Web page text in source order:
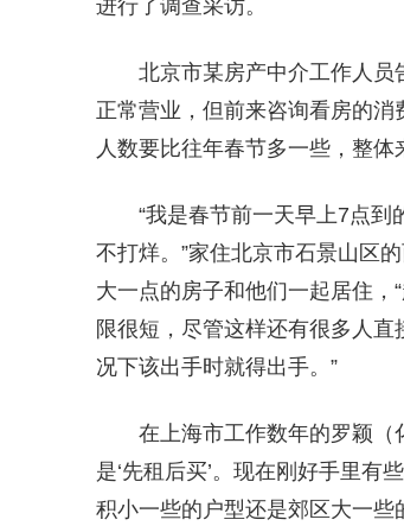
进行了调查采访。
北京市某房产中介工作人员
正常营业，但前来咨询看房的
人数要比往年春节多一些，整
“我是春节前一天早上7点
不打烊。”家住北京市石景山区
大一点的房子和他们一起居住
限很短，尽管这样还有很多人
况下该出手时就得出手。”
在上海市工作数年的罗颖（
是‘先租后买’。现在刚好手里有
积小一些的户型还是郊区大一些